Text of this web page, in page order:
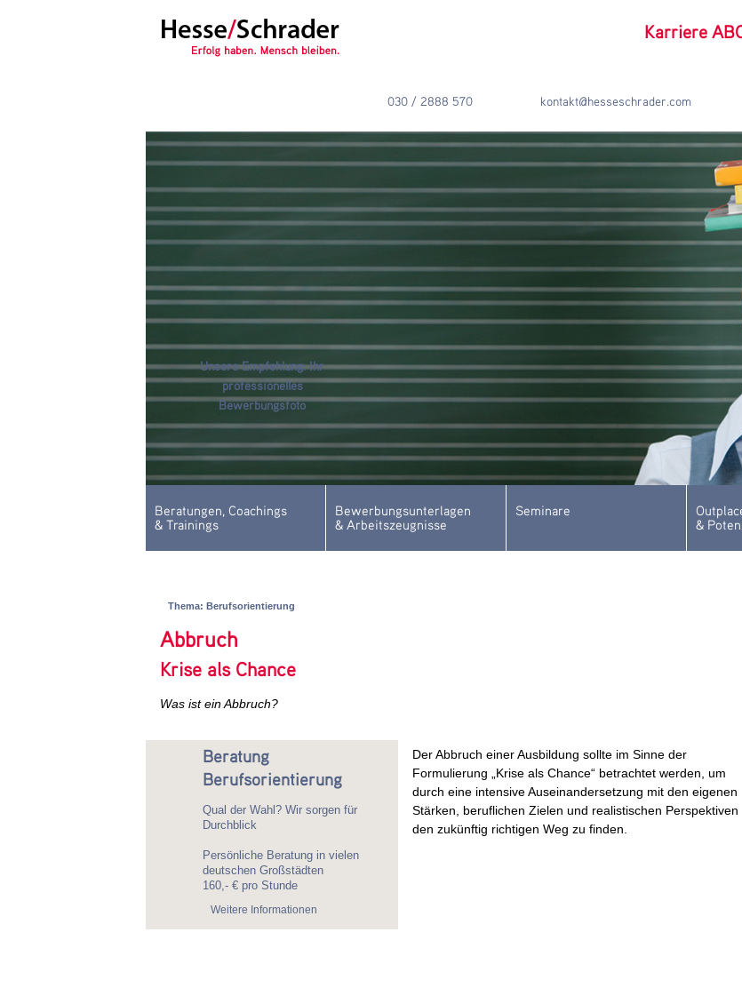
030 / 2888 570 kontakt@hesseschrader.com
Beratungen, Coachings
& Trainings
Bewerbungsunterlagen
& Arbeitszeugnisse
Seminare
&
Thema: Berufsorientierung
Abbruch
Krise als Chance
Was ist ein Abbruch?
Beratung
Berufsorientierung
Qual der Wahl? Wir sorgen für
Durchblick
Persönliche Beratung in vielen
deutschen Großstädten
160,- € pro Stunde
Weitere Informationen
Der Abbruch einer Ausbildung sollte im Sinne der
Formulierung „Krise als Chance“ betrachtet werden, um
durch eine intensive Auseinandersetzung mit den eigenen
Stärken, beruflichen Zielen und realistischen Perspektiven
den zukünftig richtigen Weg zu finden.
Karriere
Unsere Empfehlung: Ihr
professionelles
Bewerbungsfoto